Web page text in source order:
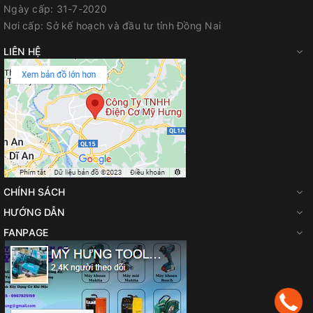
Điều khiển thông minh:
đèn LED trực quan, kết hợp cùng một chiếc điều khiển từ xa
giúp kỹ thuật viên dễ dàng thao tác chuyển bài, tăng giảm
âm lượng ngay cả khi đang đứng trên thang giáo.
Thiết bị tích hợp hệ thống âm thanh 360 độ bùng nổ công suất
50W, chuẩn bảo vệ thời tiết IP54 đi kèm khả năng kết nối đa
phương tiện, nguồn điện kép linh hoạt và trạm chia nguồn điện
230V thông minh
Ngày cấp: 31-7-2020
Nơi cấp: Sở kế hoạch và đầu tư tỉnh Đồng Nai
LIÊN HỆ
CHÍNH SÁCH
HƯỚNG DẪN
FANPAGE